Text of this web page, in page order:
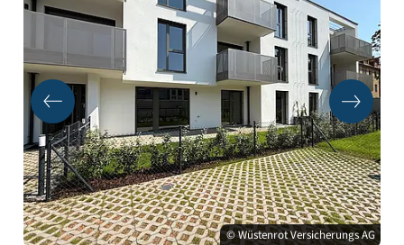
© Wüstenrot Versicherungs AG